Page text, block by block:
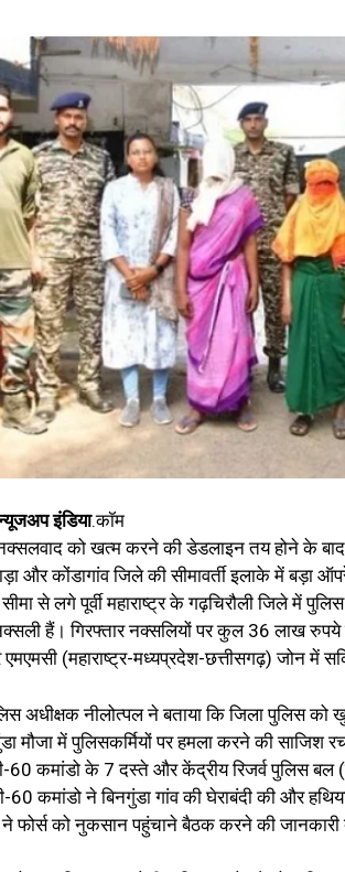
इंडिया.कॉम
को खत्म करने की डेडलाइन तय होने के बाद
और कोंडागांव जिले की सीमावर्ती इलाके में बड़ा
से लगे पूर्वी महाराष्ट्र के गढ़चिरौली जिले में
हैं। गिरफ्तार नक्सलियों पर कुल 36 लाख
एमएमसी (महाराष्ट्र-मध्यप्रदेश-छत्तीसगढ़) जोन में
अधीक्षक नीलोत्पल ने बताया कि जिला पुलिस
मौजा में पुलिसकर्मियों पर हमला करने की साजिश
60 कमांडो के 7 दस्ते और केंद्रीय रिजर्व पुलिस
60 कमांडो ने बिनगुंडा गांव की घेराबंदी की और
फोर्स को नुकसान पहुंचाने बैठक करने की जानकारी